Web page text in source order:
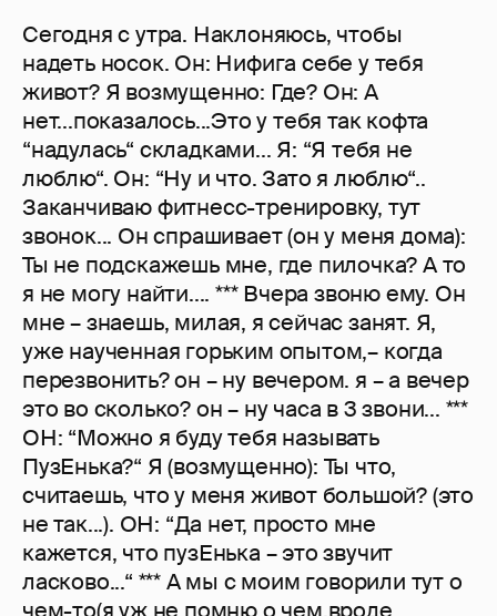
Сегодня с утра. Наклоняюсь, чтобы
надеть носок. Он: Нифига себе у тебя
живот? Я возмущенно: Где? Он: А
нет...показалось...Это у тебя так кофта
“надулась“ складками... Я: “Я тебя не
люблю“. Он: “Ну и что. Зато я люблю“..
Заканчиваю фитнесс-тренировку, тут
звонок... Он спрашивает (он у меня дома):
Ты не подскажешь мне, где пилочка? А то
я не могу найти.... *** Вчера звоню ему. Он
мне – знаешь, милая, я сейчас занят. Я,
уже наученная горьким опытом,– когда
перезвонить? он – ну вечером. я – а вечер
это во сколько? он – ну часа в 3 звони... ***
ОН: “Можно я буду тебя называть
ПузЕнька?“ Я (возмущенно): Ты что,
считаешь, что у меня живот большой? (это
не так...). ОН: “Да нет, просто мне
кажется, что пузЕнька – это звучит
ласково...“ *** А мы с моим говорили тут о